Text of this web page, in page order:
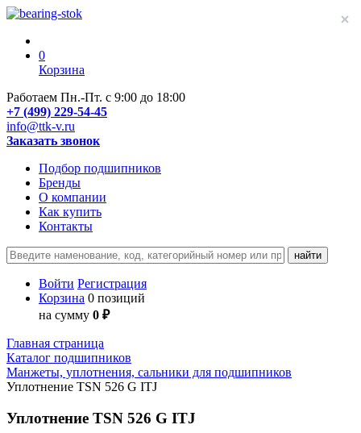
0
Корзина
Работаем Пн.-Пт. с 9:00 до 18:00
+7 (499) 229-54-45
info@ttk-v.ru
Заказать звонок
Подбор подшипников
Бренды
О компании
Как купить
Контакты
Войти Регистрация
Корзина 0 позиций
на сумму 0 ₽
Главная страница
Каталог подшипников
Манжеты, уплотнения, сальники для подшипников
Уплотнение TSN 526 G ITJ
Уплотнение TSN 526 G ITJ